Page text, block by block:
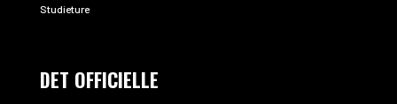
Studieture
DET OFFICIELLE